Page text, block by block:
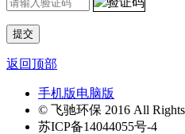
返回顶部
手机版电脑版
© 飞驰环保 2016 All Rights
苏ICP备14044055号-4